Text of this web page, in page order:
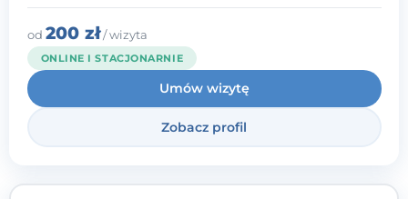
budowania wartościowych i
satysfakcjonujących relacji - zarówno z
innymi, jak i z samym sobą. Możliwość
bycia częścią tego procesu traktuję jako
duże wyróżnienie.
od 200 zł/ wizyta
ONLINE I STACJONARNIE
Umów wizytę
Zobacz profil